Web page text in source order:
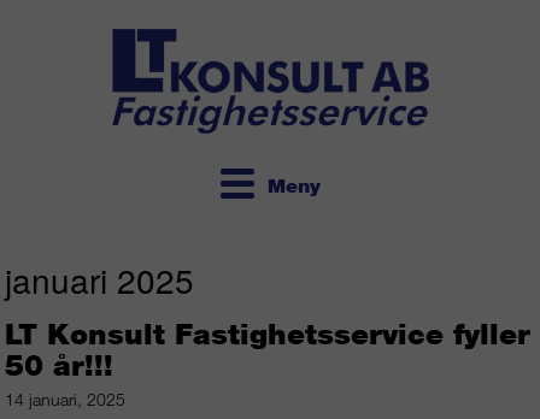
Meny
januari 2025
LT Konsult Fastighetsservice fyller
50 år!!!
14 januari, 2025